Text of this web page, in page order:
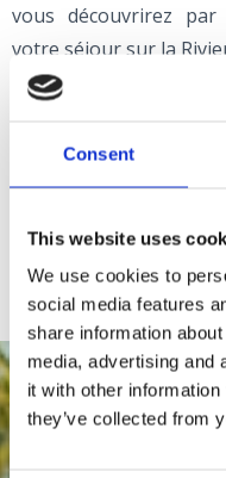
Consent
This website uses
We use cookies to
social media features
share information
media, advertising and
it with other
they’ve collected from
vous découvrirez par
votre séjour sur la
Vous avez déjà fait
ces pages où nous
faisons découvrir
Commencez vos
et… venez !